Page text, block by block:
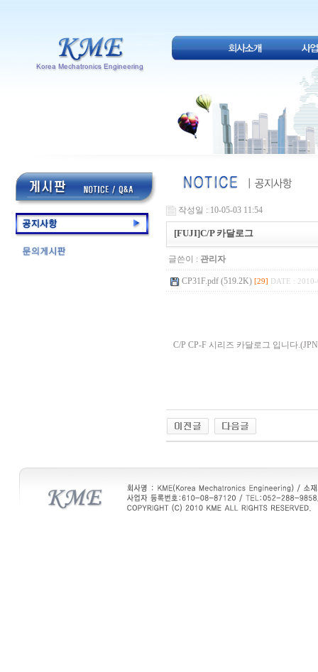
작성일 : 10-05-03 11:54
[FUJI]C/P 카달로그
글쓴이 : 관리자
CP31F.pdf (519.2K) [29] DATE :
C/P CP-F 시리즈 카달로그 입니다